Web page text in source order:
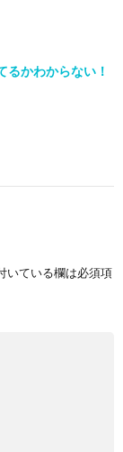
るかわからない！
いている欄は必須項